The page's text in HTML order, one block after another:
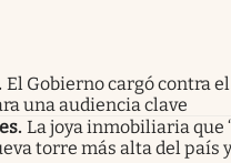
. El Gobierno cargó contra
una audiencia clave
. La joya inmobiliaria que
torre más alta del país